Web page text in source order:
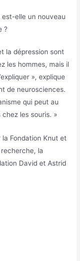
est-elle un nouveau
?
la dépression sont
les hommes, mais il
», explique
de neurosciences.
qui peut au
les souris. »
la Fondation Knut et
la
David et Astrid